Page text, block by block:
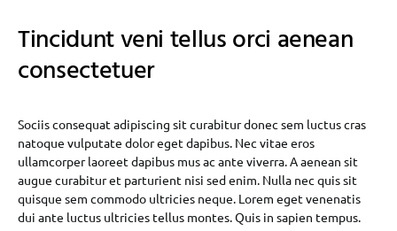
Tincidunt veni tellus orci aenean
consectetuer
Sociis consequat adipiscing sit curabitur donec sem luctus cras
natoque vulputate dolor eget dapibus. Nec vitae eros
ullamcorper laoreet dapibus mus ac ante viverra. A aenean sit
augue curabitur et parturient nisi sed enim. Nulla nec quis sit
quisque sem commodo ultricies neque. Lorem eget venenatis
dui ante luctus ultricies tellus montes. Quis in sapien tempus.